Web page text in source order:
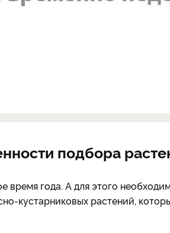
подбора
время года. А для этого
кустарниковых растений,